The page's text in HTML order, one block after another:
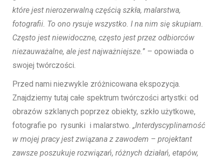
które jest nierozerwalną częścią szkła, malarstwa,
fotografii. To ono rysuje wszystko. I na nim się skupiam.
Często jest niewidoczne, często jest przez odbiorców
niezauważalne, ale jest najważniejsze.” – opowiada o
swojej twórczości.
Przed nami niezwykle zróżnicowana ekspozycja.
Znajdziemy tutaj całe spektrum twórczości artystki: od
obrazów szklanych poprzez obiekty, szkło użytkowe,
fotografie po rysunki i malarstwo. „Interdyscyplinarność
w mojej pracy jest związana z zawodem – projektant
zawsze poszukuje rozwiązań, różnych działań, etapów,